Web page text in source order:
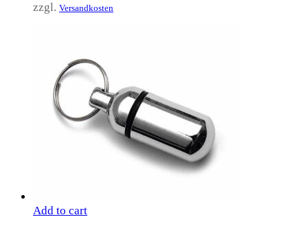
zzgl. Versandkosten
Add to cart